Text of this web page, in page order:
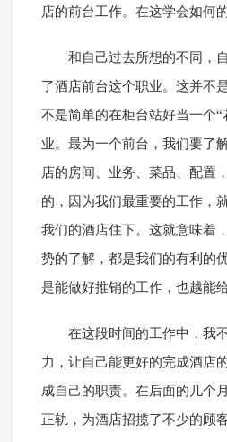
店的前台工作。在这学会如何
和自己过去所想的不同，
了酒店前台这个职业。这并不
不是简单的在柜台站好当一个“
业。最为一个前台，我们要了
店的房间、业务、菜品、配置
的，因为我们最重要的工作，
我们的酒店住下。这就意味着
势的了解，都是我们的有利的
是能做好推销的工作，也越能
在这段时间的工作中，我
力，让自己能更好的完成酒店
成自己的职责。在后面的几个
正轨，为酒店招揽了不少的顾客